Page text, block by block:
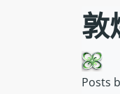
敦
Posts